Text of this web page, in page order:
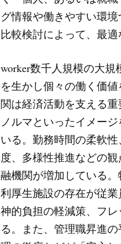
グ情報や働きやすい環
比較検討によって、最適
worker数千人規模の大
を生かし個々の働く価
関は経済活動を支える
ノルマといったイメー
いる。勤務時間の柔軟
度、多様性推進などの
融機関が増加している
利厚生施設の存在が従
神的負担の軽減策、フ
る。また、管理職昇進